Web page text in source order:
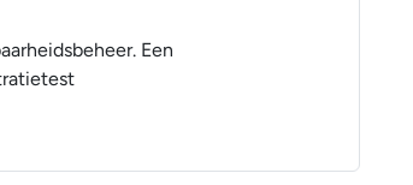
Een